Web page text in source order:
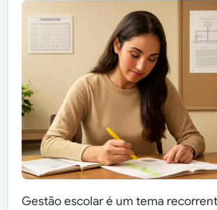
Gestão escolar é um tema